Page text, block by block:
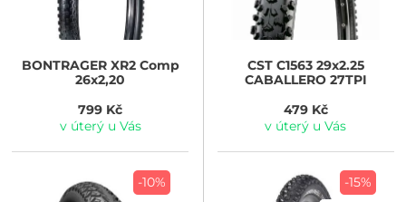
BONTRAGERXR2 Comp
26x2,20
799 Kč
v úterý u Vás
CSTC1563 29x2.25
CABALLERO 27TPI
479 Kč
v úterý u Vás
-10%
-15%